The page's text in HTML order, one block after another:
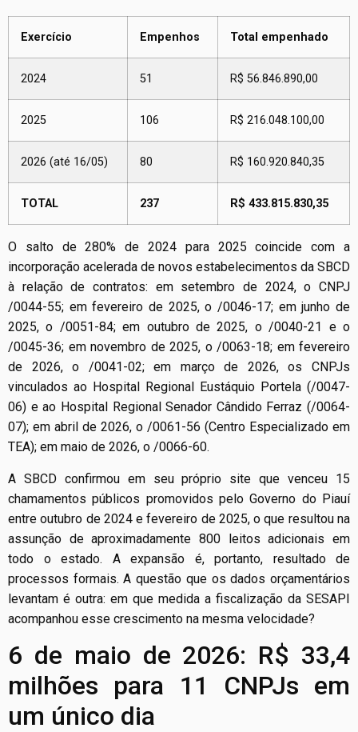
Exercício Empenhos Total empenhado
2024 51 R$ 56.846.890,00
2025 106 R$ 216.048.100,00
2026 (até 16/05) 80 R$ 160.920.840,35
TOTAL 237 R$ 433.815.830,35
O salto de 280% de 2024 para 2025 coincide com a
incorporação acelerada de novos estabelecimentos da SBCD
à relação de contratos: em setembro de 2024, o CNPJ
/0044-55; em fevereiro de 2025, o /0046-17; em junho de
2025, o /0051-84; em outubro de 2025, o /0040-21 e o
/0045-36; em novembro de 2025, o /0063-18; em fevereiro
de 2026, o /0041-02; em março de 2026, os CNPJs
vinculados ao Hospital Regional Eustáquio Portela (/0047-
06) e ao Hospital Regional Senador Cândido Ferraz (/0064-
07); em abril de 2026, o /0061-56 (Centro Especializado em
TEA); em maio de 2026, o /0066-60.
A SBCD confirmou em seu próprio site que venceu 15
chamamentos públicos promovidos pelo Governo do Piauí
entre outubro de 2024 e fevereiro de 2025, o que resultou na
assunção de aproximadamente 800 leitos adicionais em
todo o estado. A expansão é, portanto, resultado de
processos formais. A questão que os dados orçamentários
levantam é outra: em que medida a fiscalização da SESAPI
acompanhou esse crescimento na mesma velocidade?
6 de maio de 2026: R$ 33,4
milhões para 11 CNPJs em
um único dia